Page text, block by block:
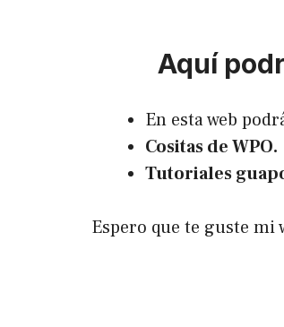
Aquí
En esta web
Cositas de WPO.
Tutoriales
Espero que te guste mi